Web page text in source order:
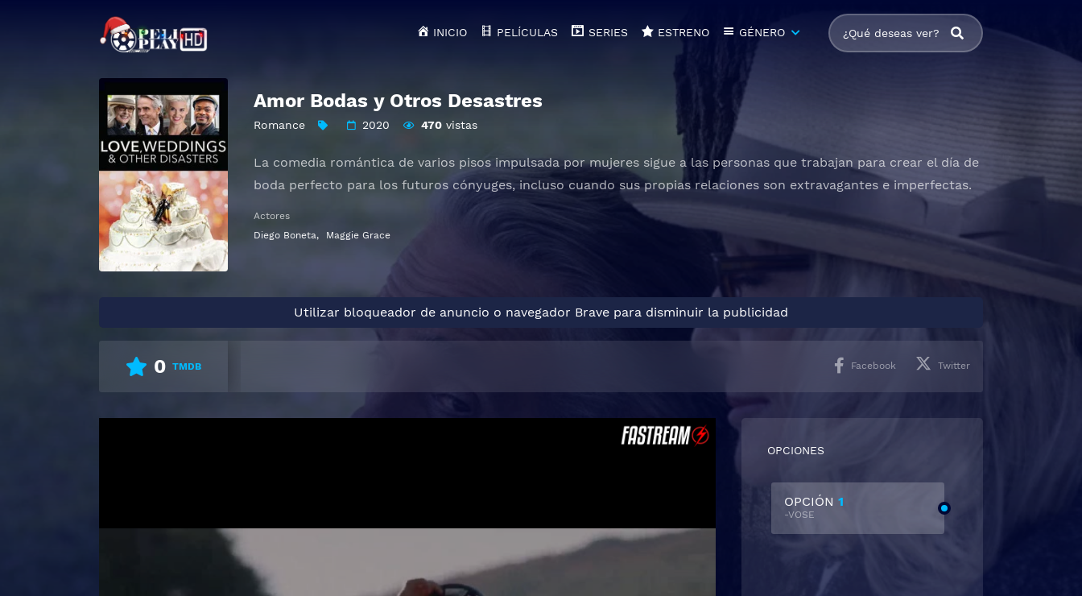
INICIO PELÍCULAS SERIES ESTRENO GÉNERO
Amor Bodas y Otros Desastres
Romance 2020 470vistas
La comedia romántica de varios pisos impulsada por mujeres sigue a las personas que trabajan para crear el día de
boda perfecto para los futuros cónyuges, incluso cuando sus propias relaciones son extravagantes e imperfectas.
Actores
Diego Boneta, Maggie Grace
Utilizar bloqueador de anuncio o navegador Brave para disminuir la publicidad
0 TMDB Facebook Twitter
OPCIONES
OPCIÓN 1
-VOSE